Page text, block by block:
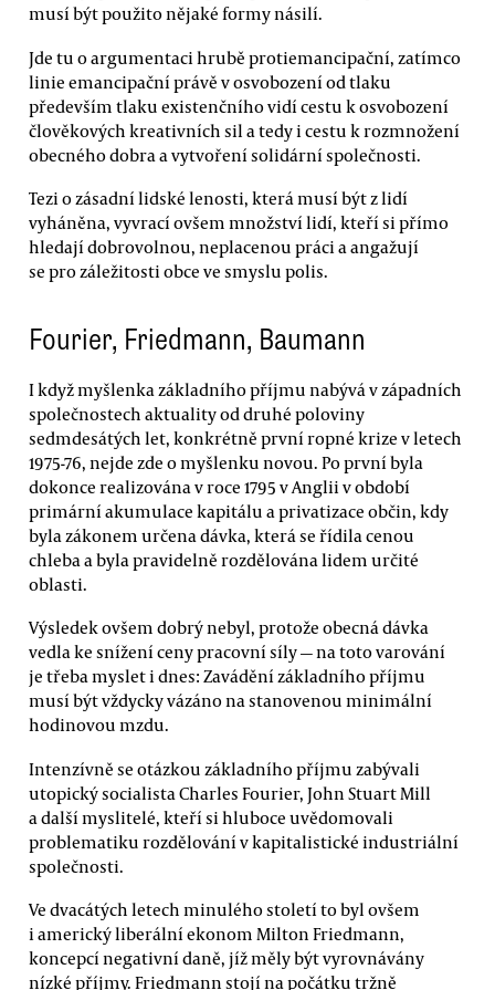
musí být použito nějaké formy násilí.
Jde tu o argumentaci hrubě protiemancipační, zatímco
linie emancipační právě v osvobození od tlaku
především tlaku existenčního vidí cestu k osvobození
člověkových kreativních sil a tedy i cestu k rozmnožení
obecného dobra a vytvoření solidární společnosti.
Tezi o zásadní lidské lenosti, která musí být z lidí
vyháněna, vyvrací ovšem množství lidí, kteří si přímo
hledají dobrovolnou, neplacenou práci a angažují
se pro záležitosti obce ve smyslu polis.
Fourier, Friedmann, Baumann
I když myšlenka základního příjmu nabývá v západních
společnostech aktuality od druhé poloviny
sedmdesátých let, konkrétně první ropné krize v letech
1975-76, nejde zde o myšlenku novou. Po první byla
dokonce realizována v roce 1795 v Anglii v období
primární akumulace kapitálu a privatizace občin, kdy
byla zákonem určena dávka, která se řídila cenou
chleba a byla pravidelně rozdělována lidem určité
oblasti.
Výsledek ovšem dobrý nebyl, protože obecná dávka
vedla ke snížení ceny pracovní síly — na toto varování
je třeba myslet i dnes: Zavádění základního příjmu
musí být vždycky vázáno na stanovenou minimální
hodinovou mzdu.
Intenzívně se otázkou základního příjmu zabývali
utopický socialista Charles Fourier, John Stuart Mill
a další myslitelé, kteří si hluboce uvědomovali
problematiku rozdělování v kapitalistické industriální
společnosti.
Ve dvacátých letech minulého století to byl ovšem
i americký liberální ekonom Milton Friedmann,
koncepcí negativní daně, jíž měly být vyrovnávány
nízké příjmy. Friedmann stojí na počátku tržně